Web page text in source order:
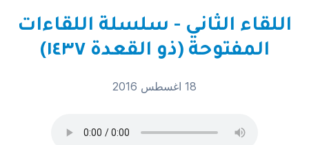
اللقاء الثاني - سلسلة اللقاءات
المفتوحة (ذو القعدة ١٤٣٧)
18 اغسطس 2016